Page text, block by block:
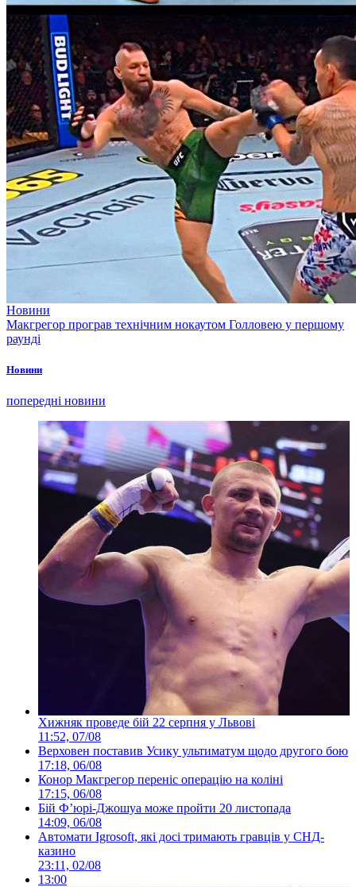
Новини
Макгрегор програв технічним нокаутом Голловею у першому
раунді
Новини
попередні новини
Хижняк проведе бій 22 серпня у Львові
11:52, 07/08
Верховен поставив Усику ультиматум щодо другого бою
17:18, 06/08
Конор Макгрегор переніс операцію на коліні
17:15, 06/08
Бій Ф’юрі-Джошуа може пройти 20 листопада
14:09, 06/08
Автомати Igrosoft, які досі тримають гравців у СНД-
казино
23:11, 02/08
13:00